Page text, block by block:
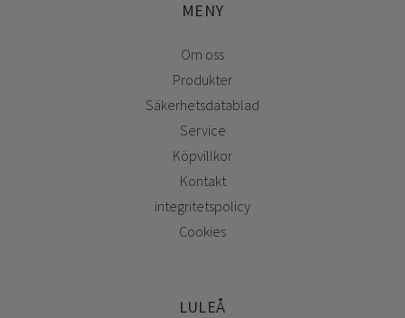
MENY
Om oss
Produkter
Säkerhetsdatablad
Service
Köpvillkor
Kontakt
integritetspolicy
Cookies
LULEÅ